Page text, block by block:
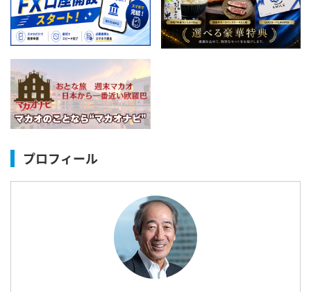
プロフィール